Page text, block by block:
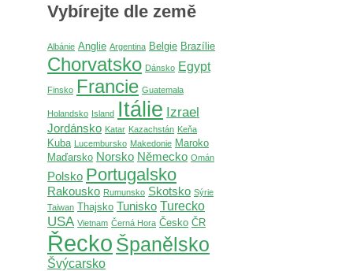
Vybírejte dle země
Albánie Anglie Argentina Belgie Brazílie
Chorvatsko Dánsko Egypt
Finsko Francie Guatemala
Holandsko Island Itálie Izrael
Jordánsko Katar Kazachstán Keňa
Kuba Lucembursko Makedonie Maroko
Maďarsko Norsko Německo Omán
Polsko Portugalsko
Rakousko Rumunsko Skotsko Sýrie
Taiwan Thajsko Tunisko Turecko
USA Vietnam Černá Hora Česko ČR
Řecko Španělsko
Švýcarsko